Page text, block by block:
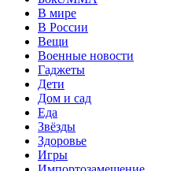
В мире
В России
Вещи
Военные новости
Гаджеты
Дети
Дом и сад
Еда
Звёзды
Здоровье
Игры